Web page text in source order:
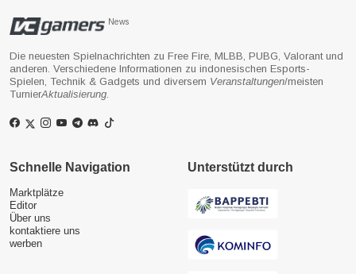
News
Die neuesten Spielnachrichten zu Free Fire, MLBB, PUBG, Valorant und
anderen. Verschiedene Informationen zu indonesischen Esports-
Spielen, Technik & Gadgets und diversem Veranstaltungen/meisten
TurnierAktualisierung.
Schnelle Navigation
Marktplätze
Editor
Über uns
kontaktiere uns
werben
Unterstützt durch